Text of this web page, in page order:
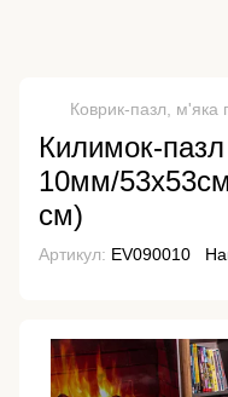
Коврик-пазл, м'яка
Килимок-
10мм/
см)
Артикул: EV090010